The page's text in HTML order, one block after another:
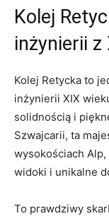
Kolej
inżynierii z
Kolej Retycka to
inżynierii XIX
solidnością i
Szwajcarii, ta
wysokościach
widoki i unikalne
To prawdziwy